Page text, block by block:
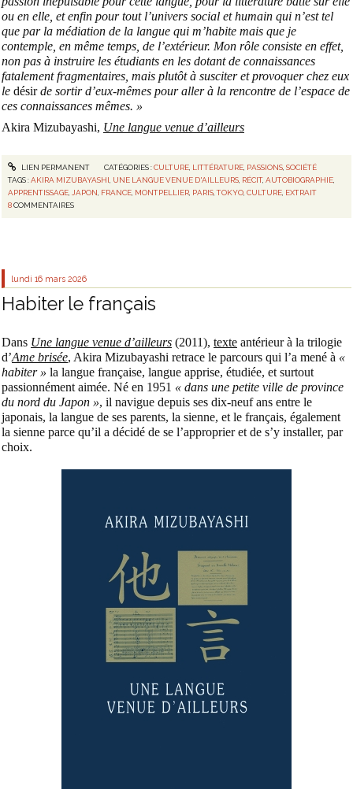
ou en elle, et enfin pour tout l’univers social et humain qui n’est tel
que par la médiation de la langue qui m’habite mais que je
contemple, en même temps, de l’extérieur. Mon rôle consiste en effet,
non pas à instruire les étudiants en les dotant de connaissances
fatalement fragmentaires, mais plutôt à susciter et provoquer chez eux
le désirde sortir d’eux-mêmes pour aller à la rencontre de l’espace de
ces connaissances mêmes. »
Akira Mizubayashi, Une langue venue d’ailleurs
LIEN PERMANENT CATÉGORIES :CULTURE, LITTÉRATURE, PASSIONS, SOCIÉTÉ
TAGS :AKIRA MIZUBAYASHI, UNE LANGUE VENUE D'AILLEURS, RÉCIT,AUTOBIOGRAPHIE,
APPRENTISSAGE,JAPON, FRANCE, MONTPELLIER, PARIS,TOKYO,CULTURE, EXTRAIT
8COMMENTAIRES
lundi 16 mars 2026
Habiter le français
Dans Une langue venue d’ailleurs (2011), texte antérieur à la trilogie
d’Ame brisée, Akira Mizubayashi retrace le parcours qui l’a mené à «
habiter » la langue française, langue apprise, étudiée, et surtout
passionnément aimée. Né en 1951 « dans une petite ville de province
du nord du Japon », il navigue depuis ses dix-neuf ans entre le
japonais, la langue de ses parents, la sienne, et le français, également
la sienne parce qu’il a décidé de se l’approprier et de s’y installer, par
choix.